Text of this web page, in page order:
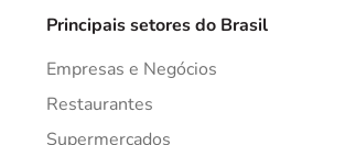
Principais setores do Brasil
Empresas e Negócios
Restaurantes
Supermercados